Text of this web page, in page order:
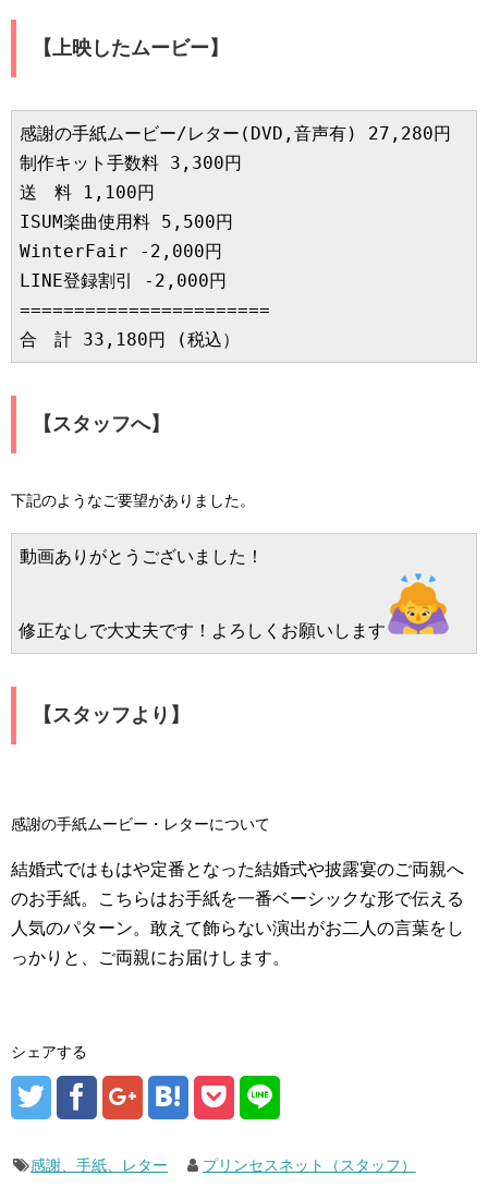
【上映したムービー】
感謝の手紙ムービー/レター(DVD,音声有) 27,280円
制作キット手数料 3,300円
送　料 1,100円
ISUM楽曲使用料 5,500円
WinterFair -2,000円
LINE登録割引 -2,000円
=======================
合　計 33,180円 (税込）
【スタッフへ】
下記のようなご要望がありました。
動画ありがとうございました！
修正なしで大丈夫です！よろしくお願いします
【スタッフより】
感謝の手紙ムービー・レターについて
結婚式ではもはや定番となった結婚式や披露宴のご両親へ
のお手紙。こちらはお手紙を一番ベーシックな形で伝える
人気のパターン。敢えて飾らない演出がお二人の言葉をし
っかりと、ご両親にお届けします。
シェアする
感謝、手紙、レター プリンセスネット（スタッフ）